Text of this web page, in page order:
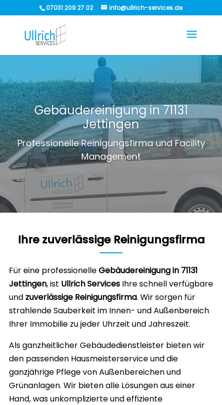
07031 209 27 02 info@ullrich-services.de
Gebäudereinigung in 71131
Jettingen
Professionelle Reinigungsfirma und Facility
Management
Ihre zuverlässige Reinigungsfirma
Für eine professionelleGebäudereinigung in 71131
Jettingen, ist Ullrich ServicesIhre schnell verfügbare
und zuverlässige Reinigungsfirma. Wir sorgen für
strahlende Sauberkeit im Innen- und Außenbereich
Ihrer Immobilie zu jeder Uhrzeit und Jahreszeit.
Als ganzheitlicher Gebäudedienstleister bieten wir
den passenden Hausmeisterservice und die
ganzjährige Pflege von Außenbereichen und
Grünanlagen. Wir bieten alle Lösungen aus einer
Hand, was unkomplizierte und effiziente